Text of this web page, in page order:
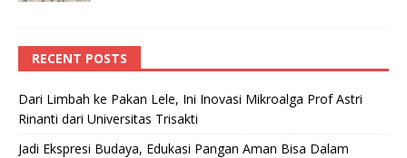
RECENT POSTS
Dari Limbah ke Pakan Lele, Ini Inovasi Mikroalga Prof Astri
Rinanti dari Universitas Trisakti
Jadi Ekspresi Budaya, Edukasi Pangan Aman Bisa Dalam